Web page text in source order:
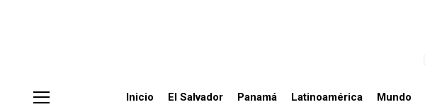
Inicio El Salvador Panamá Latinoamérica Mundo